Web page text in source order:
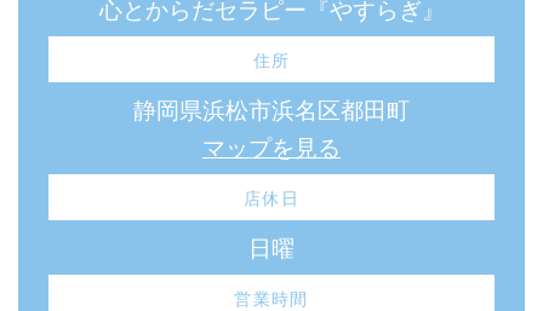
心とからだセラピー『やすらぎ』
住所
静岡県浜松市浜名区都田町
マップを見る
店休日
日曜
営業時間